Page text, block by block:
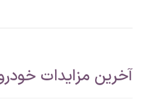
آخرین مزایدات